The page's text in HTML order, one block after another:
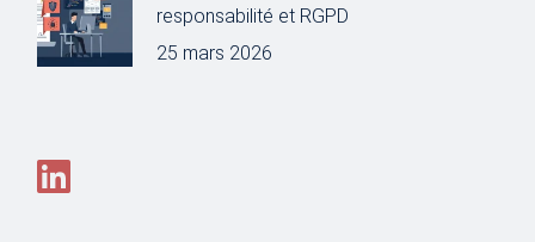
responsabilité et RGPD
25 mars 2026